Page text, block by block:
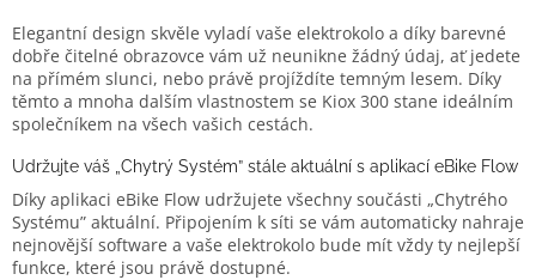
Elegantní design skvěle vyladí vaše elektrokolo a díky barevné
dobře čitelné obrazovce vám už neunikne žádný údaj, ať jedete
na přímém slunci, nebo právě projíždíte temným lesem. Díky
těmto a mnoha dalším vlastnostem se Kiox 300 stane ideálním
společníkem na všech vašich cestách.
Udržujte váš „Chytrý Systém” stále aktuální s aplikací eBike Flow
Díky aplikaci eBike Flow udržujete všechny součásti „Chytrého
Systému” aktuální. Připojením k síti se vám automaticky nahraje
nejnovější software a vaše elektrokolo bude mít vždy ty nejlepší
funkce, které jsou právě dostupné.